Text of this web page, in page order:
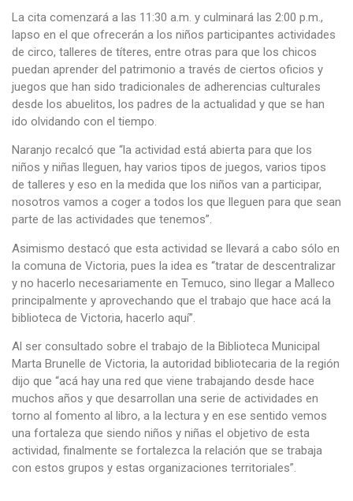
La cita comenzará a las 11:30 a.m. y culminará las 2:00 p.m.,
lapso en el que ofrecerán a los niños participantes actividades
de circo, talleres de títeres, entre otras para que los chicos
puedan aprender del patrimonio a través de ciertos oficios y
juegos que han sido tradicionales de adherencias culturales
desde los abuelitos, los padres de la actualidad y que se han
ido olvidando con el tiempo.
Naranjo recalcó que “la actividad está abierta para que los
niños y niñas lleguen, hay varios tipos de juegos, varios tipos
de talleres y eso en la medida que los niños van a participar,
nosotros vamos a coger a todos los que lleguen para que sean
parte de las actividades que tenemos”.
Asimismo destacó que esta actividad se llevará a cabo sólo en
la comuna de Victoria, pues la idea es “tratar de descentralizar
y no hacerlo necesariamente en Temuco, sino llegar a Malleco
principalmente y aprovechando que el trabajo que hace acá la
biblioteca de Victoria, hacerlo aquí”.
Al ser consultado sobre el trabajo de la Biblioteca Municipal
Marta Brunelle de Victoria, la autoridad bibliotecaria de la región
dijo que “acá hay una red que viene trabajando desde hace
muchos años y que desarrollan una serie de actividades en
torno al fomento al libro, a la lectura y en ese sentido vemos
una fortaleza que siendo niños y niñas el objetivo de esta
actividad, finalmente se fortalezca la relación que se trabaja
con estos grupos y estas organizaciones territoriales”.